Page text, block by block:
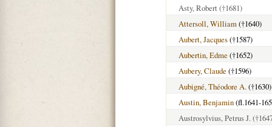
Asty, Robert(†1681)
Attersoll, William(†1640)
Aubert, Jacques(†1587)
Aubertin, Edme (†1652)
Aubery, Claude (†1596)
Aubigné, Théodore A.(†1630)
Austin, Benjamin(fl.1641-
Austrosylvius, Petrus J.